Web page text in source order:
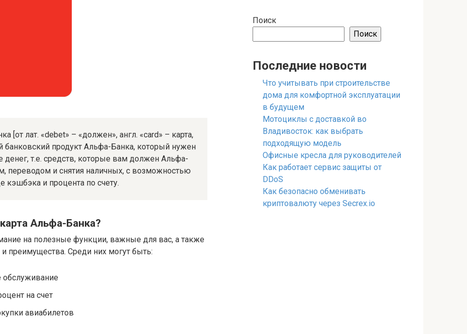
[от лат. «debet» – «должен», англ. «card» – карта,
банковский продукт Альфа-Банка, который нужен
денег, т.е. средств, которые вам должен Альфа-
переводом и снятия наличных, с возможностью
кэшбэка и процента по счету.
Альфа-Банка?
на полезные функции, важные для вас, а также
преимущества. Среди них могут быть:
обслуживание
на счет
авиабилетов
Поиск
Поиск
Последние новости
Что учитывать при строительстве
дома для комфортной эксплуатации
в будущем
Мотоциклы с доставкой во
Владивосток: как выбрать
подходящую модель
Офисные кресла для руководителей
Как работает сервис защиты от
DDoS
Как безопасно обменивать
криптовалюту через Secrex.io